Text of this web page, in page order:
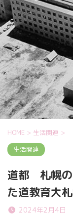
HOME > 生活関連 >
生活関連
道都 札幌の
た道教育大
2024年2月4日